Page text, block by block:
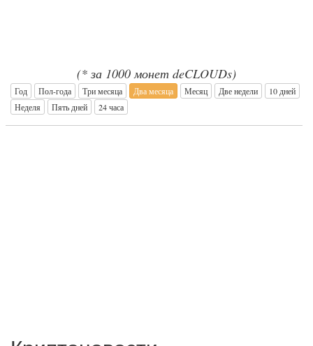
(* за 1000 монет deCLOUDs)
Год Пол-года Три месяца Два месяца Месяц Две недели
10 дней
Неделя
Пять дней 24 часа